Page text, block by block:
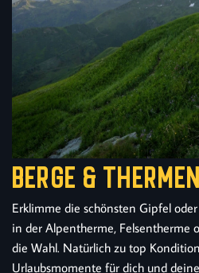
BERGE &
Erklimme die schönsten Gipfel
in der Alpentherme, Felsentherme
die Wahl. Natürlich zu top
Urlaubsmomente für dich und